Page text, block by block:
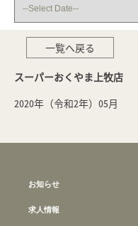
一覧へ戻る
スーパーおくやま上牧店
2020年（令和2年）05月
お知らせ
求人情報